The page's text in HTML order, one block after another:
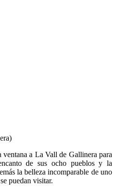
ventana a La Vall de Gallinera para
de sus ocho pueblos y la
la belleza incomparable de uno
puedan visitar.